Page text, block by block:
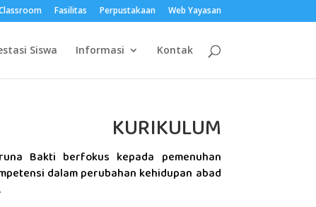
Fasilitas Perpustakaan Web Yayasan
Siswa Informasi Kontak
KURIKULUM
Bakti berfokus kepada pemenuhan
dalam perubahan kehidupan abad